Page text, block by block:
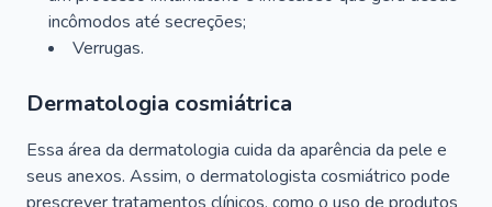
incômodos até secreções;
Verrugas.
Dermatologia cosmiátrica
Essa área da dermatologia cuida da aparência da pele e
seus anexos. Assim, o dermatologista cosmiátrico pode